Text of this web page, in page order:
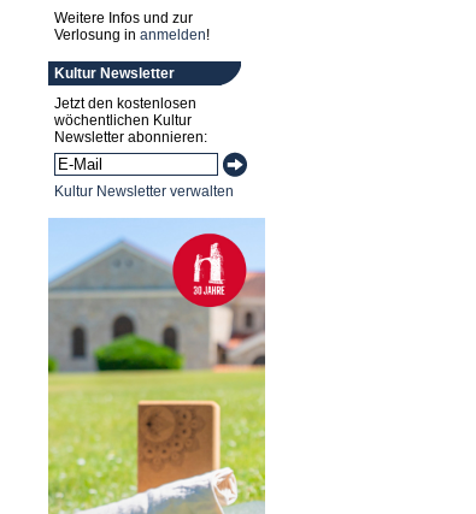
Weitere Infos und zur
Verlosung in anmelden!
Kultur Newsletter
Jetzt den kostenlosen
wöchentlichen Kultur
Newsletter abonnieren:
Kultur Newsletter verwalten